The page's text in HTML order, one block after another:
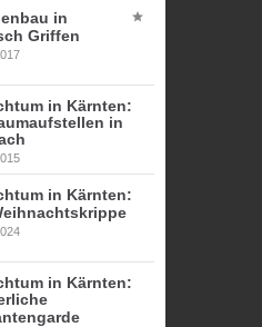
in
Griffen
in Kärnten:
in
in Kärnten:
in Kärnten: